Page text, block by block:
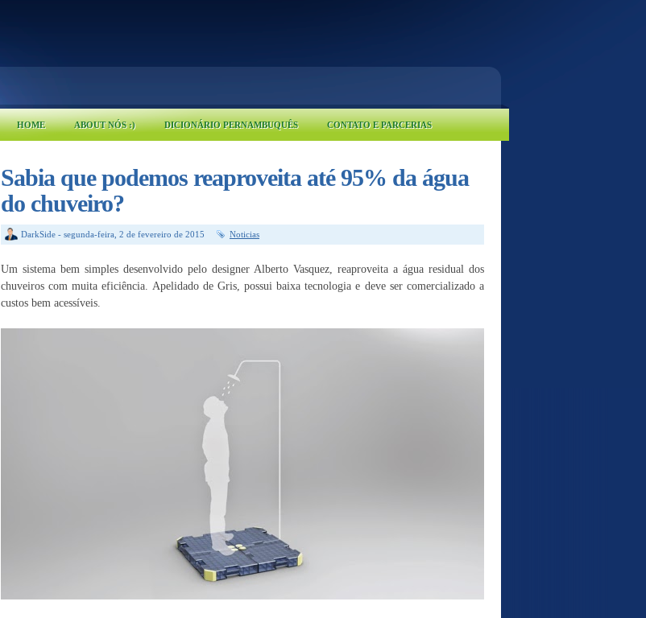
HOME ABOUT NÓS :) DICIONÁRIO PERNAMBUQUÊS CONTATO E PARCERIAS
Sabia que podemos reaproveita até 95% da água
do chuveiro?
DarkSide - segunda-feira, 2 de fevereiro de 2015 Noticias
Um sistema bem simples desenvolvido pelo designer Alberto Vasquez, reaproveita a água residual dos
chuveiros com muita eficiência. Apelidado de Gris, possui baixa tecnologia e deve ser comercializado a
custos bem acessíveis.